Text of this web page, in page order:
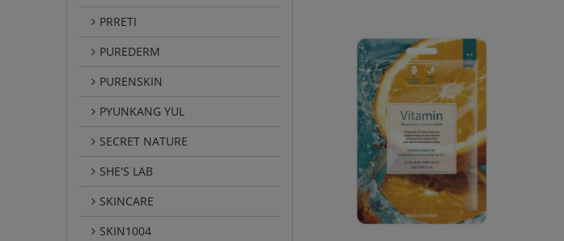
PRRETI
PUREDERM
PURENSKIN
PYUNKANG YUL
SECRET NATURE
SHE'S LAB
SKINCARE
SKIN1004